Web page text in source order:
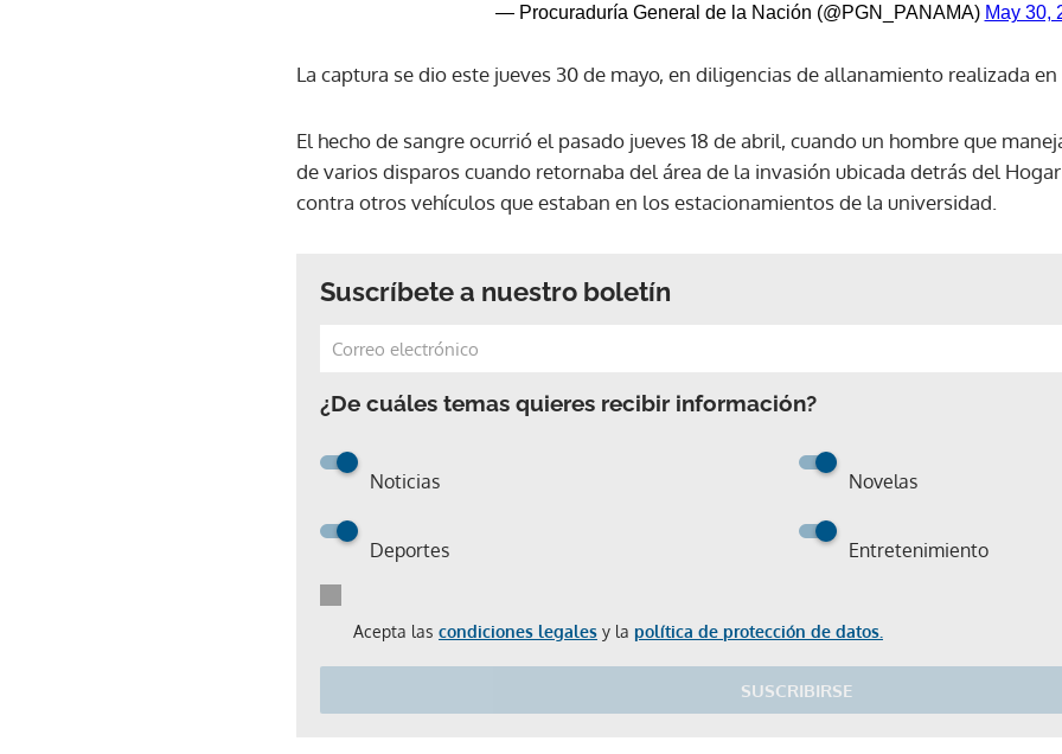
— Procuraduría General de la Nación (@PGN_PANAMA) May 30,
La captura se dio este jueves 30 de mayo, en diligencias de allanamiento realizada en
El hecho de sangre ocurrió el pasado jueves 18 de abril, cuando un hombre que
de varios disparos cuando retornaba del área de la invasión ubicada detrás del Hogar
contra otros vehículos que estaban en los estacionamientos de la universidad.
Suscríbete a nuestro boletín
¿De cuáles temas quieres recibir información?
Noticias Novelas
Deportes Entretenimiento
Acepta las condiciones legales y la política de protección de datos.
SUSCRIBIRSE